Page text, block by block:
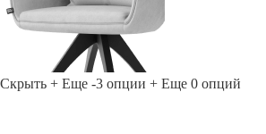
Скрыть + Еще -3 опции + Еще 0 опций